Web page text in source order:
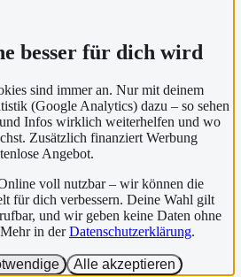
besser für dich wird
sind immer an. Nur mit deinem
(Google Analytics) dazu – so sehen
Infos wirklich weiterhelfen und wo
Zusätzlich finanziert Werbung
Angebot.
voll nutzbar – wir können die
für dich verbessern. Deine Wahl gilt
und wir geben keine Daten ohne
in der Datenschutzerklärung.
Alle akzeptieren